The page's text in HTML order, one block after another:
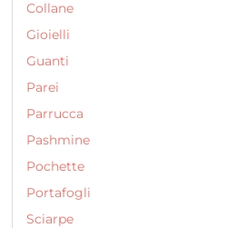
Collane
Gioielli
Guanti
Parei
Parrucca
Pashmine
Pochette
Portafogli
Sciarpe